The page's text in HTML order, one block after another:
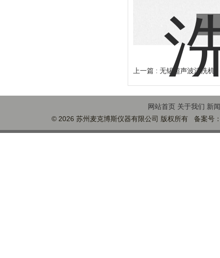
上一篇 : 无锡超声波清洗机
网站首页 关于我们 新
© 2026 苏州麦克博斯仪器有限公司 版权所有 备案号